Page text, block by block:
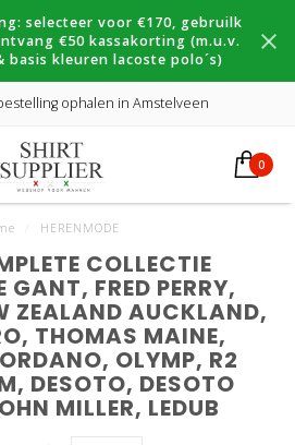
selecteer voor €170, gebruilk
€50 kassakorting (m.u.v.
basis kleuren lacoste polo´s)
ophalen in Amstelveen
0
HERENMODE
COLLECTIE
GANT, FRED PERRY,
ZEALAND AUCKLAND,
THOMAS MAINE,
OLYMP, R2
DESOTO, DESOTO
MILLER, LEDUB